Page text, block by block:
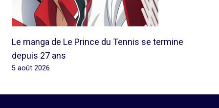
Le manga de Le Prince du Tennis se termine
depuis 27 ans
5 août 2026